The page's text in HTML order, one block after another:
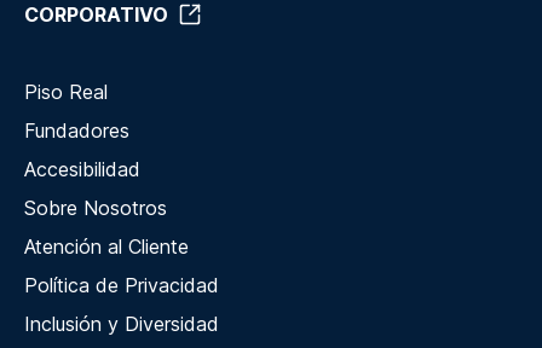
CORPORATIVO
Piso Real
Fundadores
Accesibilidad
Sobre Nosotros
Atención al Cliente
Política de Privacidad
Inclusión y Diversidad